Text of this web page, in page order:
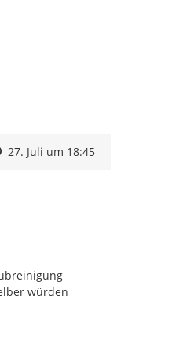
Zeitpunkt des Erstellens
Zeitpunkt des Erstellens
27. Juli um 18:45Zur Äußerung
würden